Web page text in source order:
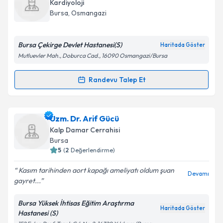
Takvim Talebini Gönder
takvim hazırlandığında e-posta ile bilgilendireceğiz.
Kişisel verilerimin işlenmesine ilişkin
Metni'ni okudum ve kişisel verilerimin belirtilen
Takvim Talebini Gönder
Kardiyoloji
Bursa, Osmangazi
Bursa Çekirge Devlet Hastanesi(S) Haritada Göster
Mutluevler Mah., Doburca Cad., 16090 Osmangazi/Bursa
Randevu Talep Et
Randevu Takvimi Talebi
Dr. Bora Akdoğaniçin randevu takvimi talebi
oluşturun. Size bu uzmandan randevu almanız için bir
takvim hazırlandığında e-posta ile bilgilendireceğiz.
Kişisel verilerimin işlenmesine ilişkin
Aydınlatma
Metni
Uzm. Dr. Arif Gücü
Kalp Damar Cerrahisi
Bursa
5 (2 Değerlendirme)
Kasım tarihinden aort kapağı ameliyatı oldum şuan
gayret...
Devamı
Bursa Yüksek İhtisas Eğitim Araştırma
Hastanesi (S)
Haritada Göster